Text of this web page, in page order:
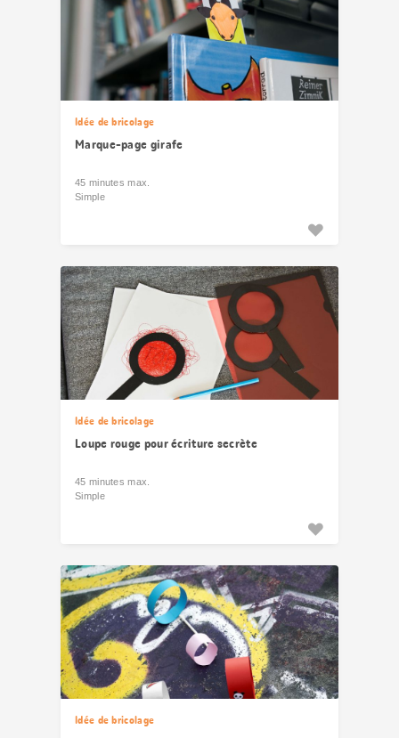
Idée de bricolage
Marque-page girafe
45 minutes max.
Simple
Idée de bricolage
Loupe rouge pour écriture secrète
45 minutes max.
Simple
Idée de bricolage